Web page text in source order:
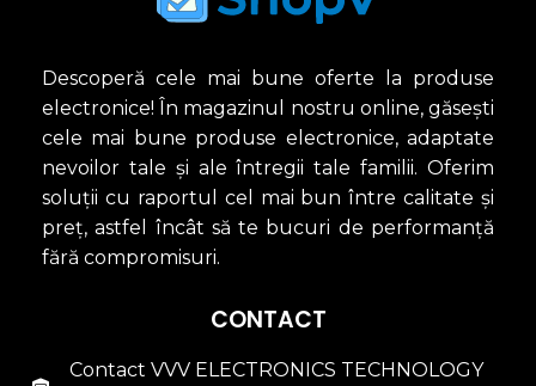
Descoperă cele mai bune oferte la produse
electronice! În magazinul nostru online, găsești
cele mai bune produse electronice, adaptate
nevoilor tale și ale întregii tale familii. Oferim
soluții cu raportul cel mai bun între calitate și
preț, astfel încât să te bucuri de performanță
fără compromisuri.
CONTACT
Contact VVV ELECTRONICS TECHNOLOGY